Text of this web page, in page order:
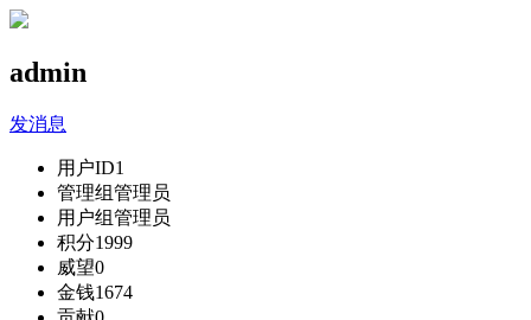
admin
发消息
用户ID1
管理组管理员
用户组管理员
积分1999
威望0
金钱1674